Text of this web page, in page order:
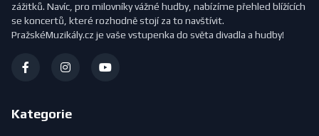
zážitků. Navíc, pro milovníky vážné hudby, nabízíme přehled blížících
se koncertů, které rozhodně stojí za to navštívit.
PražskéMuzikály.cz je vaše vstupenka do světa divadla a hudby!
Kategorie